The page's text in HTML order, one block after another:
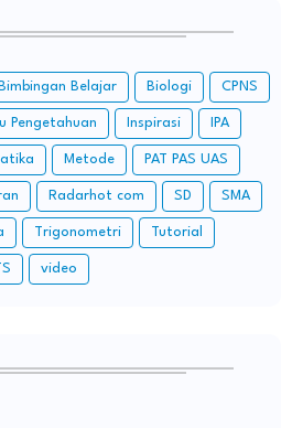
Bimbingan Belajar Biologi CPNS
Pengetahuan Inspirasi IPA
Metode PAT PAS UAS
Radarhot com SD SMA
Trigonometri Tutorial
video